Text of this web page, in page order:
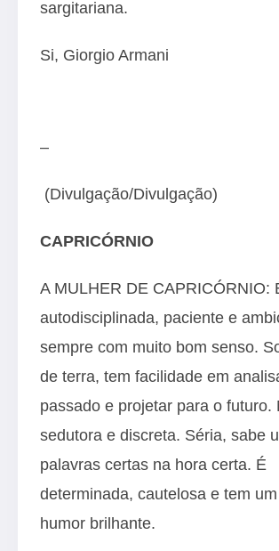
sargitariana.
Si, Giorgio Armani
–
(Divulgação/Divulgação)
CAPRICÓRNIO
A MULHER DE CAPRICÓRNIO:
autodisciplinada, paciente e
sempre com muito bom senso.
de terra, tem facilidade em
passado e projetar para o futuro.
sedutora e discreta. Séria, sabe
palavras certas na hora certa. É
determinada, cautelosa e tem
humor brilhante.